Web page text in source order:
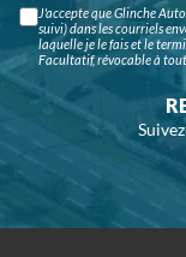
J'accepte que Glinche
suivi) dans les courriels
laquelle je le fais et le
Facultatif, révocable à